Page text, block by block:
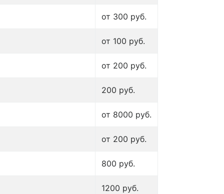
от 300 руб.
от 100 руб.
от 200 руб.
200 руб.
от 8000 руб.
от 200 руб.
800 руб.
1200 руб.